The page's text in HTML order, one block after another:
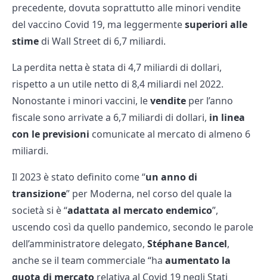
precedente, dovuta soprattutto alle minori vendite
del vaccino Covid 19, ma leggermentesuperiori alle
stime di Wall Street di 6,7 miliardi.
La perdita netta è stata di 4,7 miliardi di dollari,
rispetto a un utile netto di 8,4 miliardi nel 2022.
Nonostante i minori vaccini, levendite per l’anno
fiscale sono arrivate a 6,7 miliardi di dollari, in linea
con le previsioni comunicate al mercato di almeno 6
miliardi.
Il 2023 è stato definito come “un anno di
transizione” per Moderna, nel corso del quale la
società si è “adattata al mercato endemico”,
uscendo così da quello pandemico, secondo le parole
dell’amministratore delegato, Stéphane Bancel,
anche se il team commerciale “ha aumentato la
quota di mercato relativa al Covid 19 negli Stati